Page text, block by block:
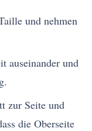
und nehmen
auseinander und
zur Seite und
die Oberseite